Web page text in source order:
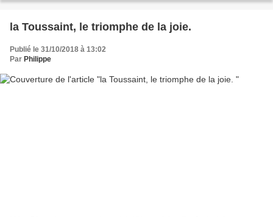
la Toussaint, le triomphe de la joie.
Publié le 31/10/2018 à 13:02
Par Philippe